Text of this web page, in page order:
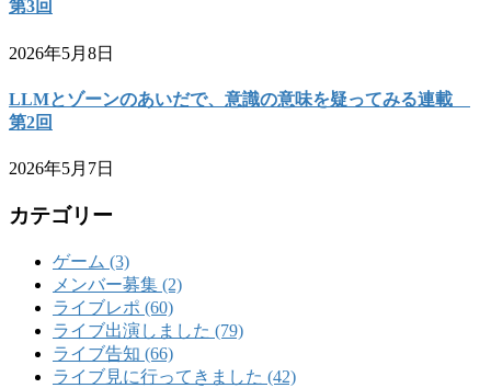
第3回
2026年5月8日
LLMとゾーンのあいだで、意識の意味を疑ってみる連載
第2回
2026年5月7日
カテゴリー
ゲーム (3)
メンバー募集 (2)
ライブレポ (60)
ライブ出演しました (79)
ライブ告知 (66)
ライブ見に行ってきました (42)